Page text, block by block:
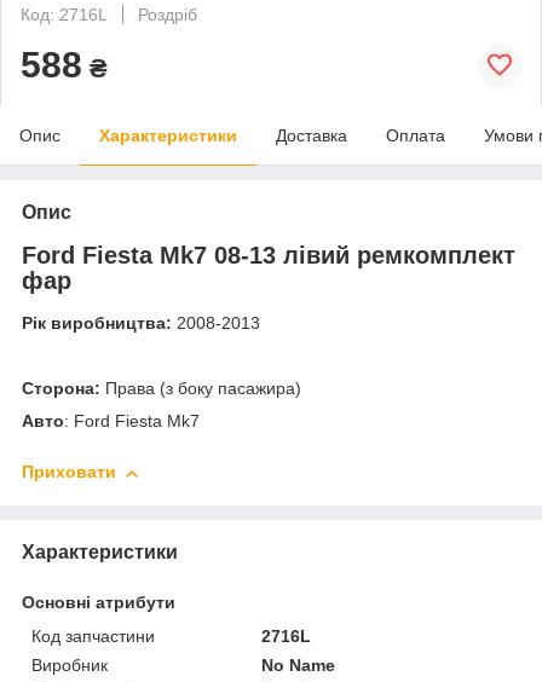
Код: 2716L
Роздріб
588 ₴
Опис Характеристики Доставка Оплата Умови
Опис
Ford Fiesta Mk7 08-13 лівий ремкомплект
фар
Рік виробництва: 2008-2013
Сторона: Права (з боку пасажира)
Авто: Ford Fiesta Mk7
Приховати
Характеристики
Основні атрибути
Код запчастини
2716L
Виробник
No Name